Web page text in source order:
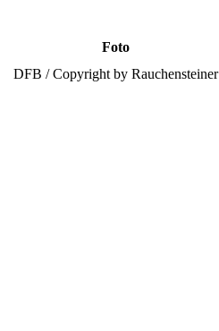
Foto
DFB / Copyright by Rauchensteiner